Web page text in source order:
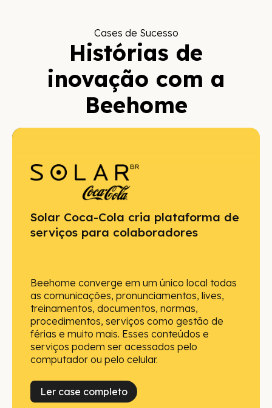
Cases de Sucesso
Histórias de
inovação com a
Beehome
Solar Coca-Cola cria plataforma de
serviços para colaboradores
Beehome converge em um único local todas
as comunicações, pronunciamentos, lives,
treinamentos, documentos, normas,
procedimentos, serviços como gestão de
férias e muito mais. Esses conteúdos e
serviços podem ser acessados pelo
computador ou pelo celular.
Ler case completo